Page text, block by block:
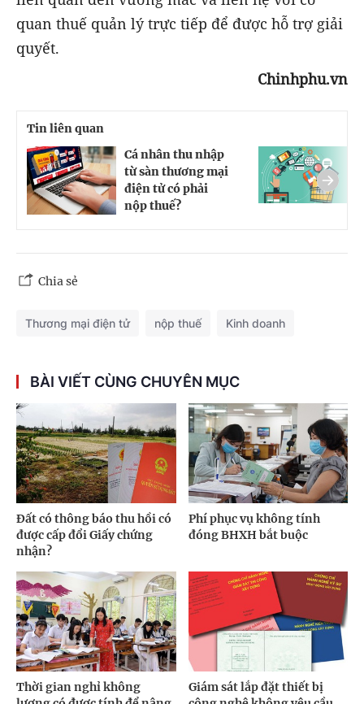
quan thuế quản lý trực tiếp để được hỗ trợ giải
quyết.
Chinhphu.vn
Tin liên quan
Cá nhân thu nhập
từ sàn thương mại
điện tử có phải
nộp thuế?
Chia sẻ
Thương mại điện tử nộp thuế Kinh doanh
BÀI VIẾT CÙNG CHUYÊN MỤC
Đất có thông báo thu hồi có
được cấp đổi Giấy chứng
nhận?
Phí phục vụ không tính
đóng BHXH bắt buộc
Thời gian nghỉ không
Giám sát lắp đặt thiết bị